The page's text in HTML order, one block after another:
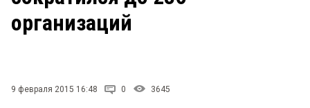
Архив
организаций
9 февраля 2015 16:48 0 3645